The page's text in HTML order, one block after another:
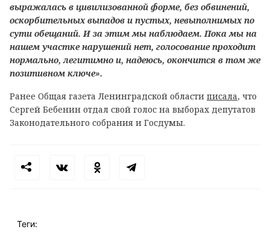
выражалась в цивилизованной форме, без обвинений,
оскорбительных выпадов и пустых, невыполнимых по
сути обещаний. И за этим мы наблюдаем. Пока мы на
нашем участке нарушений нет, голосование проходит
нормально, легитимно и, надеюсь, окончится в том же
позитивном ключе».
Ранее Общая газета Ленинградской области писала, что
Сергей Бебенин отдал свой голос на выборах депутатов
Законодательного собрания и Госдумы.
Теги: